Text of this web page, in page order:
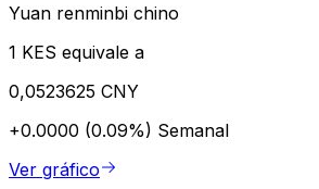
Yuan renminbi chino
1 KES equivale a
0,0523625 CNY
+0.0000 (0.09%) Semanal
Ver gráfico